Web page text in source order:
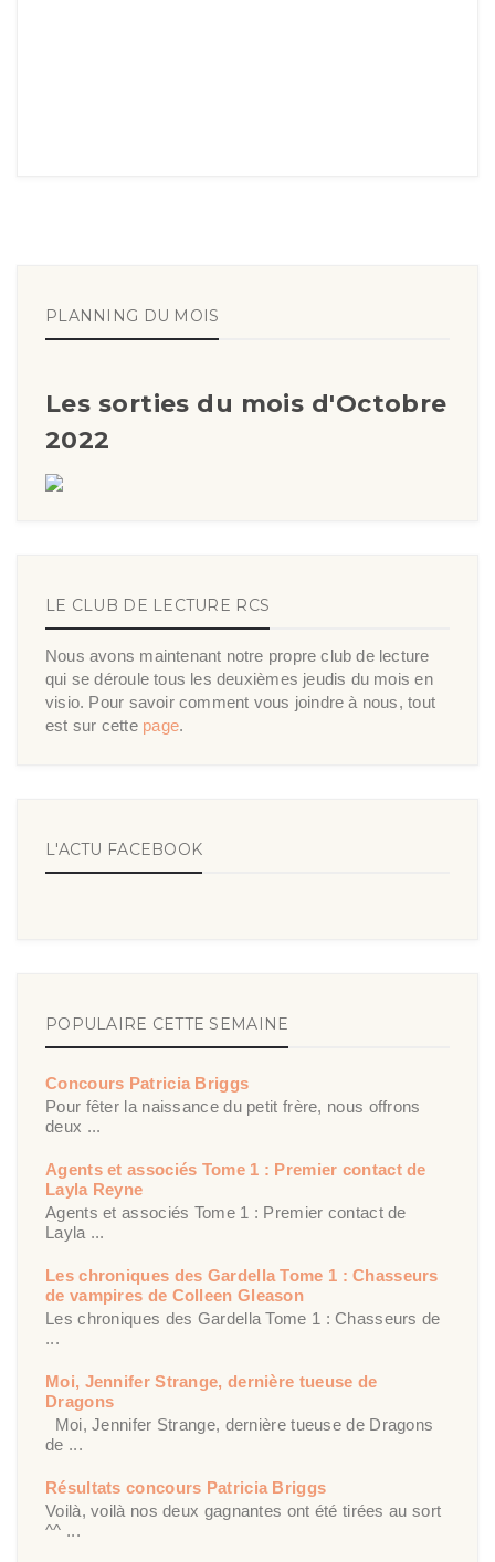
PLANNING DU MOIS
Les sorties du mois d'Octobre
2022
LE CLUB DE LECTURE RCS
Nous avons maintenant notre propre club de lecture
qui se déroule tous les deuxièmes jeudis du mois en
visio. Pour savoir comment vous joindre à nous, tout
est sur cette page.
L'ACTU FACEBOOK
POPULAIRE CETTE SEMAINE
Concours Patricia Briggs
Pour fêter la naissance du petit frère, nous offrons
deux ...
Agents et associés Tome 1 : Premier contact de
Layla Reyne
Agents et associés Tome 1 : Premier contact de
Layla ...
Les chroniques des Gardella Tome 1 : Chasseurs
de vampires de Colleen Gleason
Les chroniques des Gardella Tome 1 : Chasseurs de
...
Moi, Jennifer Strange, dernière tueuse de
Dragons
Moi, Jennifer Strange, dernière tueuse de Dragons
de ...
Résultats concours Patricia Briggs
Voilà, voilà nos deux gagnantes ont été tirées au sort
^^ ...